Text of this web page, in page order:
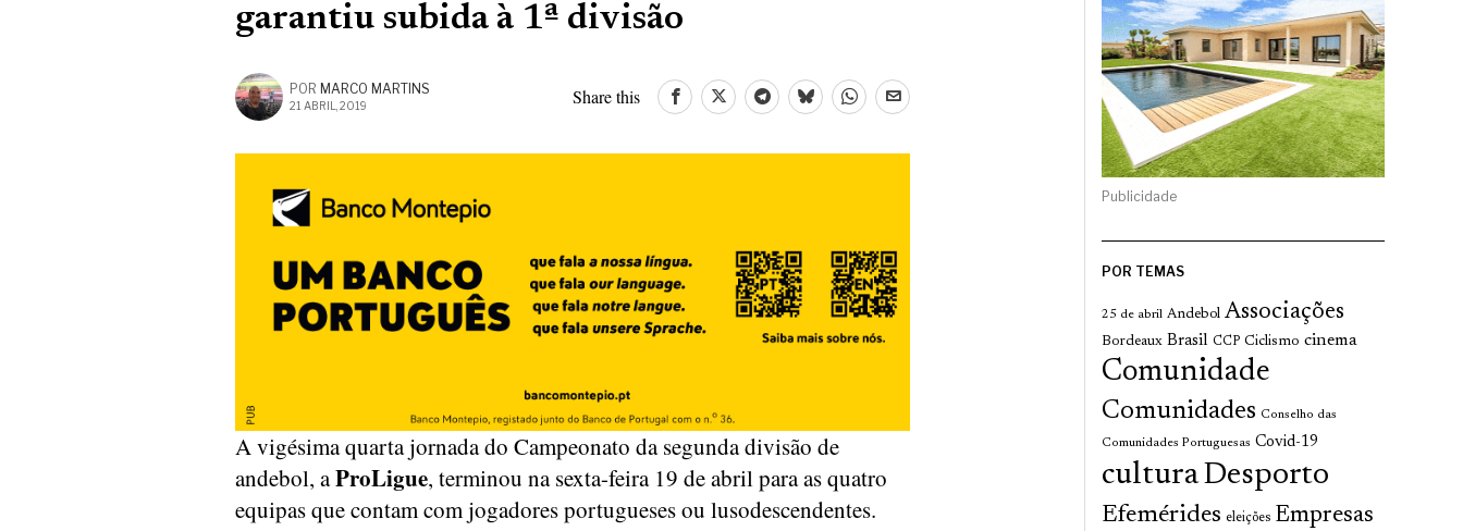
garantiu subida à 1ª divisão
POR MARCO MARTINS
21 ABRIL, 2019 Share this
A vigésima quarta jornada do Campeonato da segunda divisão de
andebol, aProLigue, terminou na sexta-feira 19 de abril para as quatro
equipas que contam com jogadores portugueses ou lusodescendentes.
Publicidade
POR TEMAS
25 de abril Andebol Associações
Bordeaux Brasil CCP Ciclismo cinema
Comunidade
Comunidades Conselho das
Comunidades Portuguesas Covid-19
culturaDesporto
Efemérides eleições Empresas